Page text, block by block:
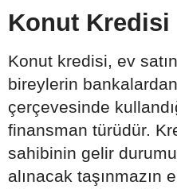
Konut Kredisi
Konut kredisi, ev
bireylerin
çerçevesinde
finansman türüdür.
sahibinin gelir
alınacak taşınmazın